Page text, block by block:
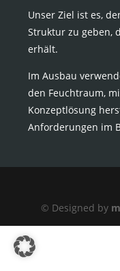
Unser Ziel ist es,
Struktur zu geben,
erhält.
Im Ausbau
den Feuchtraum,
Konzeptlösung
Anforderungen im
© Designed by